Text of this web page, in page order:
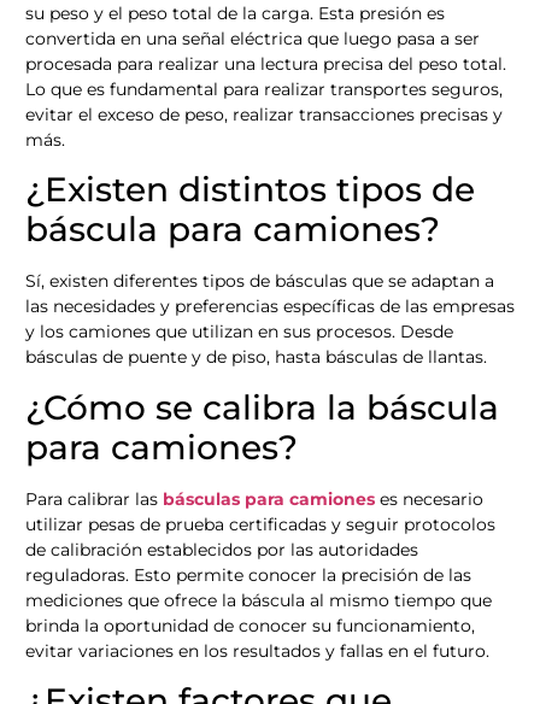
su peso y el peso total de la carga. Esta presión es
convertida en una señal eléctrica que luego pasa a ser
procesada para realizar una lectura precisa del peso total.
Lo que es fundamental para realizar transportes seguros,
evitar el exceso de peso, realizar transacciones precisas y
más.
¿Existen distintos tipos de
báscula para camiones?
Sí, existen diferentes tipos de básculas que se adaptan a
las necesidades y preferencias específicas de las empresas
y los camiones que utilizan en sus procesos. Desde
básculas de puente y de piso, hasta básculas de llantas.
¿Cómo se calibra la báscula
para camiones?
Para calibrar las básculas para camiones es necesario
utilizar pesas de prueba certificadas y seguir protocolos
de calibración establecidos por las autoridades
reguladoras. Esto permite conocer la precisión de las
mediciones que ofrece la báscula al mismo tiempo que
brinda la oportunidad de conocer su funcionamiento,
evitar variaciones en los resultados y fallas en el futuro.